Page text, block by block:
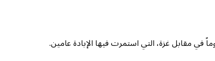
في مقابل غزة، التي استمرت فيها الإبادة عامين.